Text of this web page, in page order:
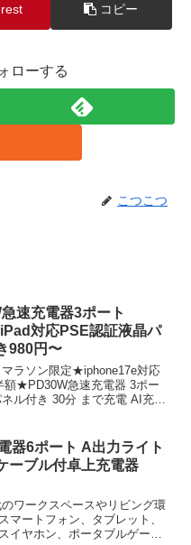
コピー
ローする
こつこつ
速充電器3ポート
対応PSE認証液晶パ
980円〜
ラソン限定★iphone17e対応
★PD30W急速充電器 3ポー
ネル付き 30分 まで充電 AI充電
器6ポート A出力ライト
ーブル付卓上充電器
ワークスペースやリビング環
マートフォン、タブレット、
イヤホン、ポータブルゲーム